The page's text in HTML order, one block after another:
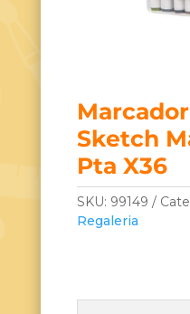
Sketch
Pta X36
SKU: 99149
Regaleria